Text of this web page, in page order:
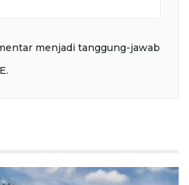
menjadi tanggung-jawab